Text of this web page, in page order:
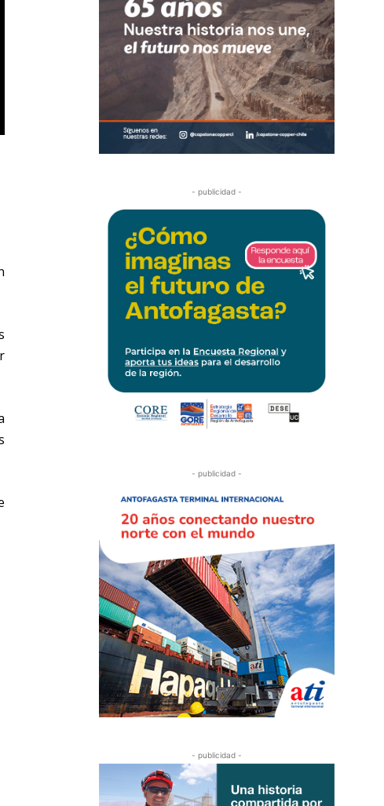
- publicidad -
- publicidad -
- publicidad -